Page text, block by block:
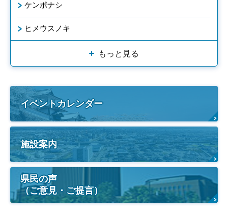
ケンポナシ
ヒメウスノキ
もっと見る
イベントカレンダー
施設案内
県民の声
（ご意見・ご提言）